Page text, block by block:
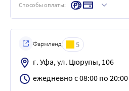
Способы оплаты:
Фармленд 5
г. Уфа, ул. Цюрупы, 106
ежедневно с 08:00 по 20:00